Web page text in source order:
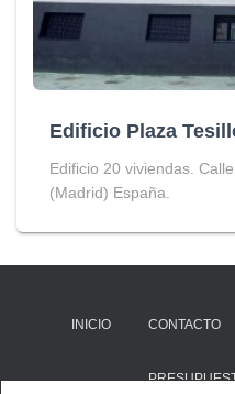
Edificio Plaza
Edificio 20 viviendas.
(Madrid) España.
INICIO CONTACTO